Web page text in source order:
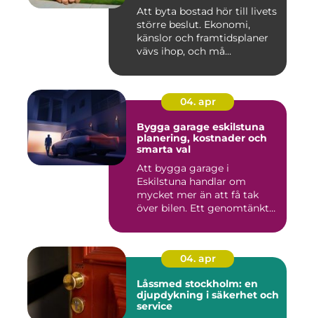
Att byta bostad hör till livets
större beslut. Ekonomi,
känslor och framtidsplaner
vävs ihop, och må...
04. apr
Bygga garage eskilstuna
planering, kostnader och
smarta val
Att bygga garage i
Eskilstuna handlar om
mycket mer än att få tak
över bilen. Ett genomtänkt
04. apr
Låssmed stockholm: en
djupdykning i säkerhet och
service